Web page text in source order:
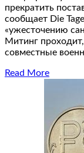
прекратить
сообщает Die
«ужесточению
Митинг
совместные
Read More